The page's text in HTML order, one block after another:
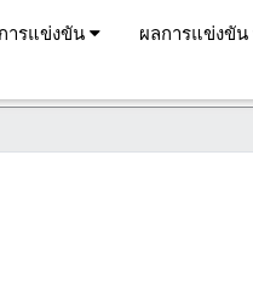
ารแข่งขัน ผลการแข่งขัน